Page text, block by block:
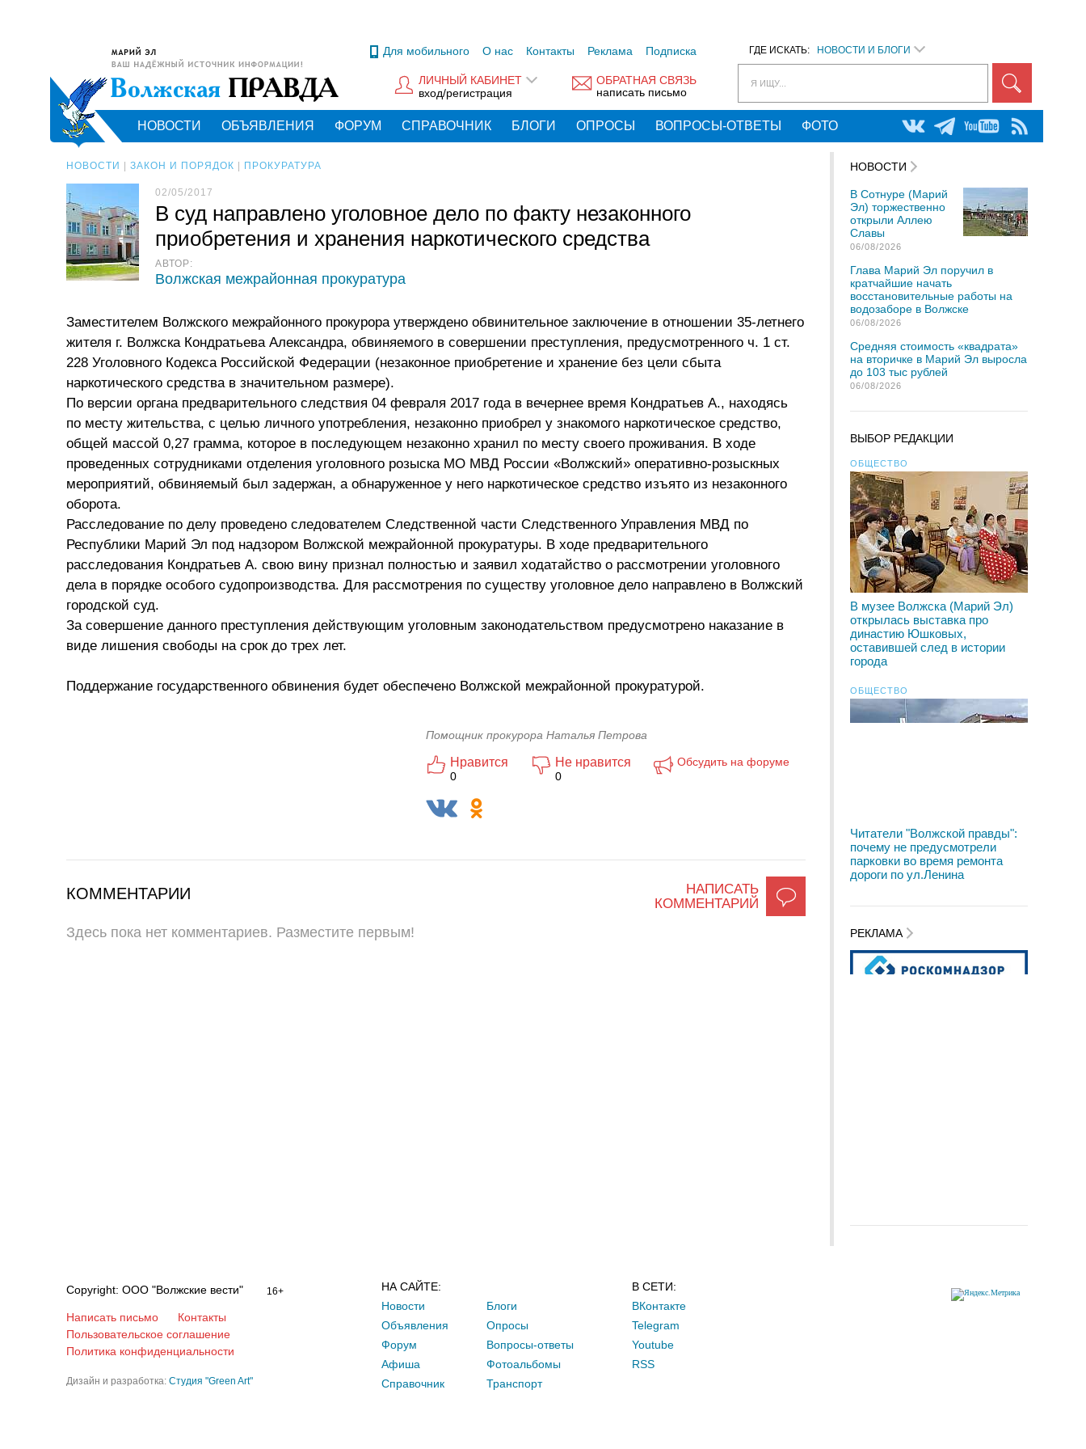
ГДЕ ИСКАТЬ: НОВОСТИ И БЛОГИ
Я ИЩУ...
Для мобильного О нас Контакты Реклама Подписка
ОБРАТНАЯ СВЯЗЬ
написать письмо
ЛИЧНЫЙ КАБИНЕТ
вход/регистрация
НОВОСТИ ОБЪЯВЛЕНИЯ ФОРУМ СПРАВОЧНИК БЛОГИ ОПРОСЫ ВОПРОСЫ-ОТВЕТЫ ФОТО
НОВОСТИ ЗАКОН И ПОРЯДОК ПРОКУРАТУРА
02/05/2017
В суд направлено уголовное дело по факту незаконного
приобретения и хранения наркотического средства
АВТОР:
Волжская межрайонная прокуратура
Заместителем Волжского межрайонного прокурора утверждено обвинительное заключение в отношении 35-летнего
жителя г. Волжска Кондратьева Александра, обвиняемого в совершении преступления, предусмотренного ч. 1 ст.
228 Уголовного Кодекса Российской Федерации (незаконное приобретение и хранение без цели сбыта
наркотического средства в значительном размере).
По версии органа предварительного следствия 04 февраля 2017 года в вечернее время Кондратьев А., находясь
по месту жительства, с целью личного употребления, незаконно приобрел у знакомого наркотическое средство,
общей массой 0,27 грамма, которое в последующем незаконно хранил по месту своего проживания. В ходе
проведенных сотрудниками отделения уголовного розыска МО МВД России «Волжский» оперативно-розыскных
мероприятий, обвиняемый был задержан, а обнаруженное у него наркотическое средство изъято из незаконного
оборота.
Расследование по делу проведено следователем Следственной части Следственного Управления МВД по
Республики Марий Эл под надзором Волжской межрайонной прокуратуры. В ходе предварительного
расследования Кондратьев А. свою вину признал полностью и заявил ходатайство о рассмотрении уголовного
дела в порядке особого судопроизводства. Для рассмотрения по существу уголовное дело направлено в Волжский
городской суд.
За совершение данного преступления действующим уголовным законодательством предусмотрено наказание в
виде лишения свободы на срок до трех лет.
Поддержание государственного обвинения будет обеспечено Волжской межрайонной прокуратурой.
Помощник прокурора Наталья Петрова
Нравится
0
Не нравится
0
Обсудить на форуме
НАПИСАТЬ
КОММЕНТАРИЙ
КОММЕНТАРИИ
Здесь пока нет комментариев. Разместите первым!
НОВОСТИ
В Сотнуре (Марий
Эл) торжественно
открыли Аллею
Славы
06/08/2026
Глава Марий Эл поручил в
кратчайшие начать
восстановительные работы на
водозаборе в Волжске
06/08/2026
Средняя стоимость «квадрата»
на вторичке в Марий Эл выросла
до 103 тыс рублей
06/08/2026
ВЫБОР РЕДАКЦИИ
ОБЩЕСТВО
В музее Волжска (Марий Эл)
открылась выставка про
династию Юшковых,
оставившей след в истории
города
ОБЩЕСТВО
Читатели "Волжской правды":
почему не предусмотрели
парковки во время ремонта
дороги по ул.Ленина
РЕКЛАМА
Copyright: ООО "Волжские вести" 16+
Написать письмо
Контакты
Пользовательское соглашение
Политика конфиденциальности
Дизайн и разработка: Студия "Green Art"
НА САЙТЕ:
Новости
Объявления
Форум
Афиша
Справочник
Блоги
Опросы
Вопросы-ответы
Фотоальбомы
Транспорт
В СЕТИ:
ВКонтакте
Telegram
Youtube
RSS